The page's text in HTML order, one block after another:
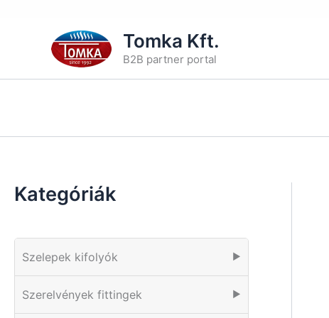
Tomka Kft.
B2B partner portal
Kategóriák
Szelepek kifolyók ▶
Szerelvények fittingek ▶